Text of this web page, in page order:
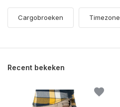
Cargobroeken Timezone
Recent bekeken